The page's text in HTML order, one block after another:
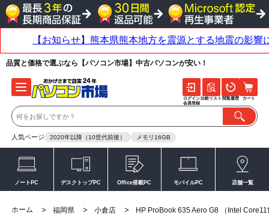
品質と価格で選ぶなら【パソコン市場】中古パソコンが安い！
人気ページ 2020年以降（10世代前後） メモリ16GB
ログイン
会員登録
比較リスト 閲覧履歴 カート
ノートPC デスクトップPC Office搭載PC モバイルPC 店舗一覧
ホーム > 福岡県 > 小倉店 >
HP ProBook 635 Aero G8 （Intel